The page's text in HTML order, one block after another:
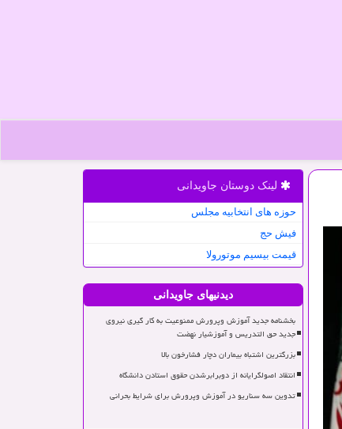
لینک دوستان جاویدانی
حوزه های انتخابیه مجلس
فیش حج
قیمت بیسیم موتورولا
دیدنیهای جاویدانی
بخشنامه جدید آموزش وپرورش ممنوعیت به کار گیری نیروی
جدید حق التدریس و آموزشیار نهضت
بزرگترین اشتباه بیماران دچار فشارخون بالا
انتقاد اصولگرایانه از دوبرابرشدن حقوق استادن دانشگاه
تدوین سه سناریو در آموزش وپرورش برای شرایط بحرانی